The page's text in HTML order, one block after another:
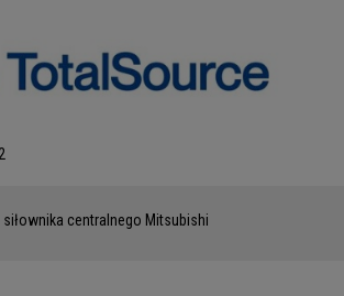
centralnego Mitsubishi